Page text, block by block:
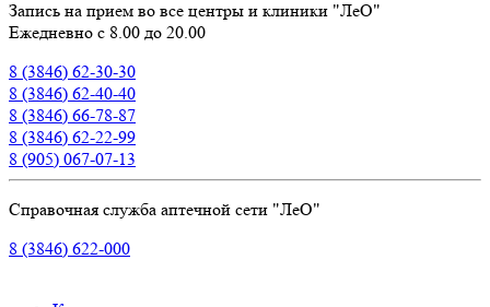
Запись на прием во все центры и клиники "ЛеО"
Ежедневно с 8.00 до 20.00
8 (3846) 62-30-30
8 (3846) 62-40-40
8 (3846) 66-78-87
8 (3846) 62-22-99
8 (905) 067-07-13
Справочная служба аптечной сети "ЛеО"
8 (3846) 622-000